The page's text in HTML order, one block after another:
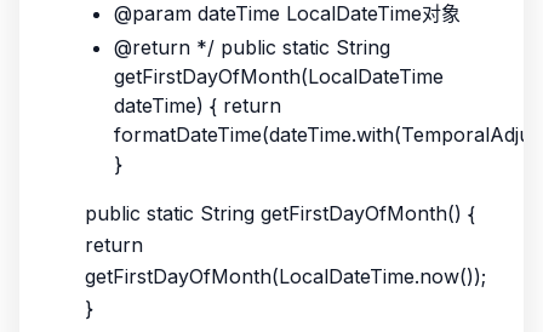
@param dateTime LocalDateTime对象
@return */ public static String
getFirstDayOfMonth(LocalDateTime
dateTime) { return
}
public static String getFirstDayOfMonth() {
return
getFirstDayOfMonth(LocalDateTime.now());
}